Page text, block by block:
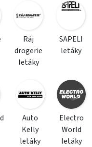
Ráj
drogerie
letáky
SAPELI
letáky
Auto
Kelly
letáky
Electro
World
letáky